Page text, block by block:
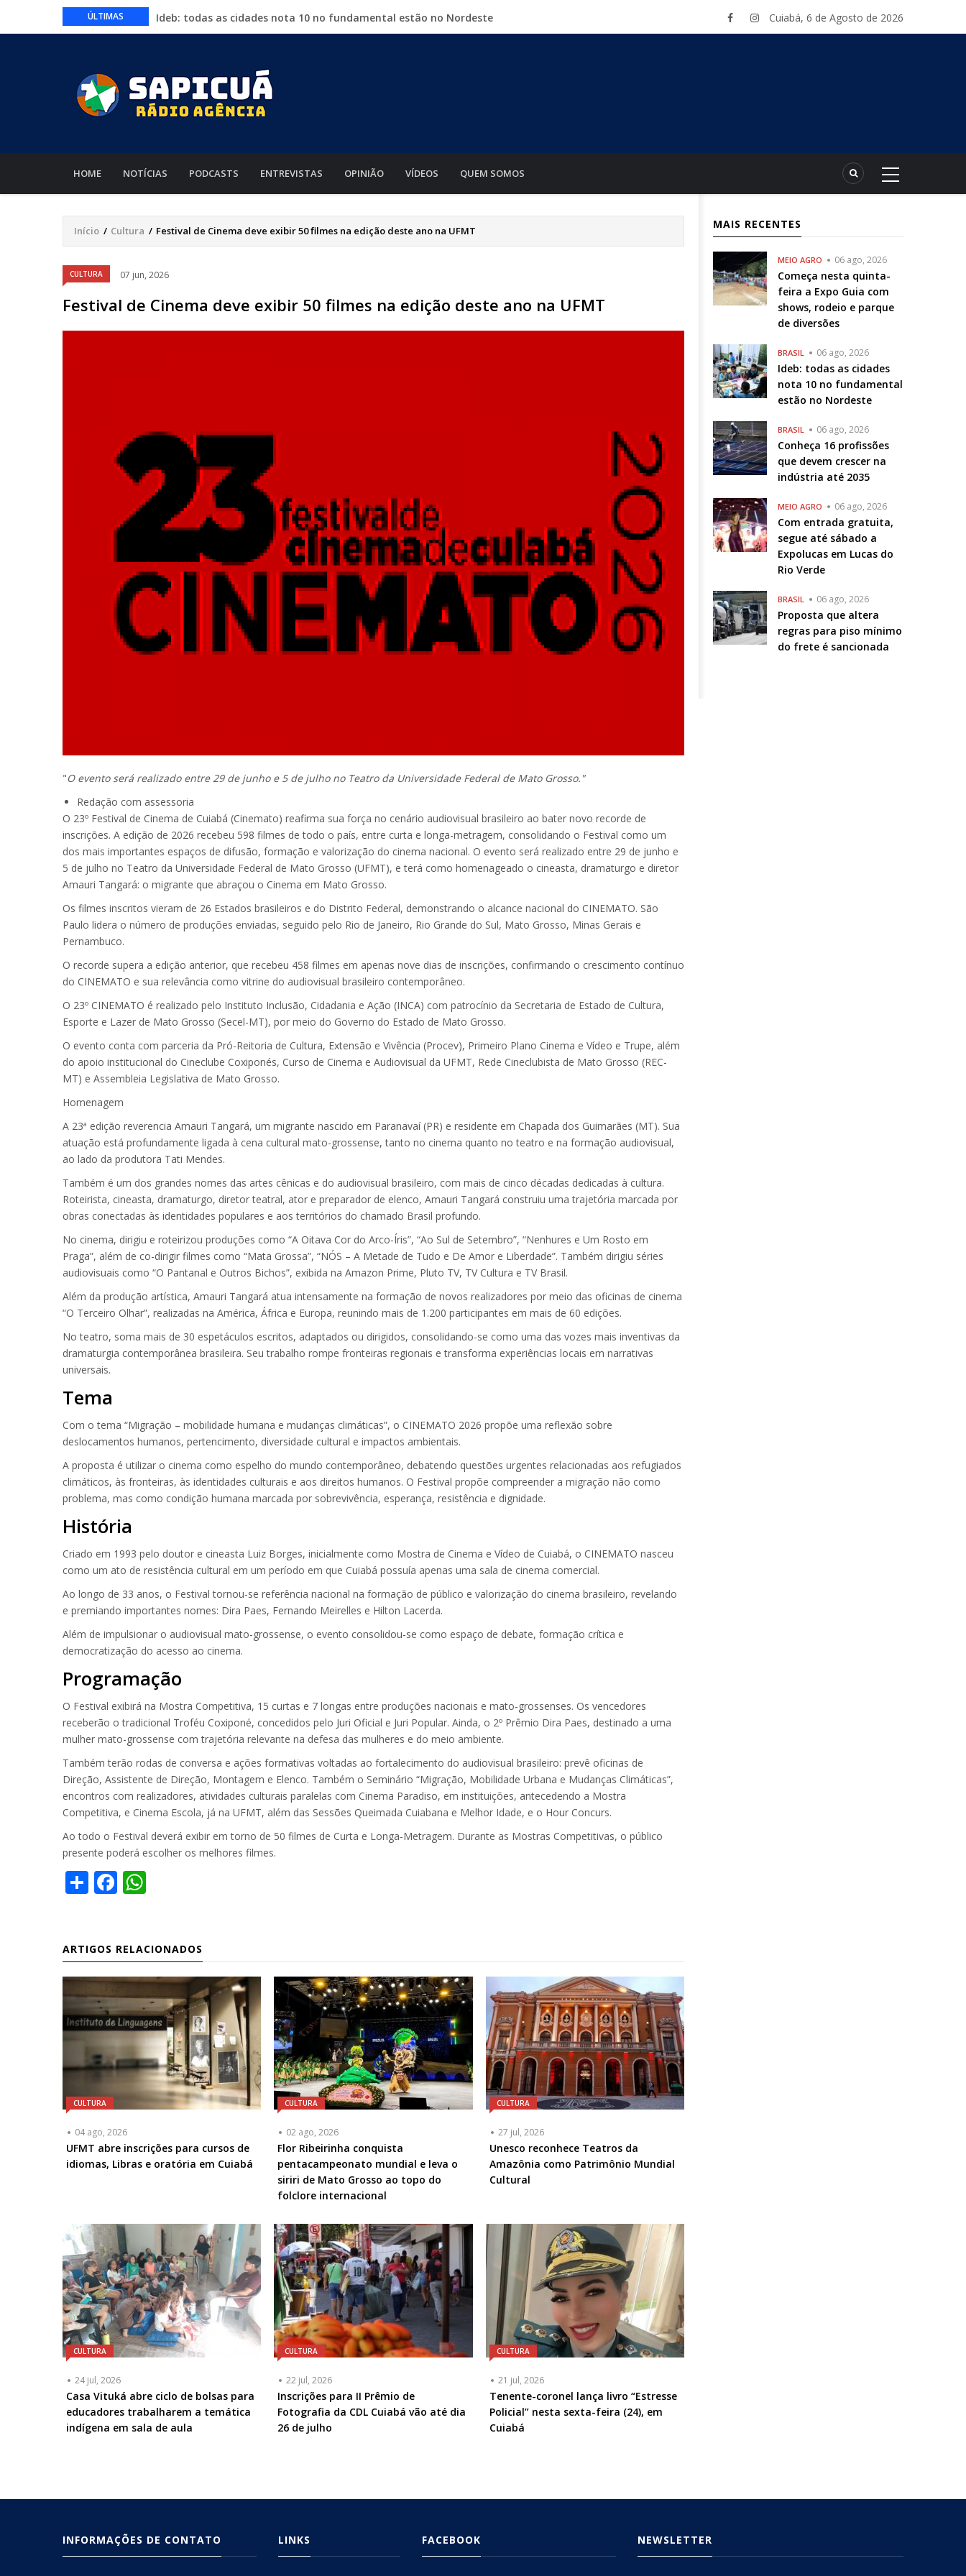
ÚLTIMAS
Ideb: todas as cidades nota 10 no fundamental estão no Nordeste
Conheça 16 profissões que devem crescer na indústria até 2035
Começa nesta quinta-feira a Expo Guia com shows, rodeio e parque de diversões
Cuiabá, 6 de Agosto de 2026
MAIN
NAVIGATION
HOME NOTÍCIAS PODCASTS ENTREVISTAS OPINIÃO VÍDEOS QUEM SOMOS
Trilha
de
navegação
Início / Cultura / Festival de Cinema deve exibir 50 filmes na edição deste ano na UFMT
CULTURA 07 jun, 2026
Festival de Cinema deve exibir 50 filmes na edição deste ano na UFMT
"O evento será realizado entre 29 de junho e 5 de julho no Teatro da Universidade Federal de Mato Grosso."
Redação com assessoria
O 23º Festival de Cinema de Cuiabá (Cinemato) reafirma sua força no cenário audiovisual brasileiro ao bater novo recorde de
inscrições. A edição de 2026 recebeu 598 filmes de todo o país, entre curta e longa-metragem, consolidando o Festival como um
dos mais importantes espaços de difusão, formação e valorização do cinema nacional. O evento será realizado entre 29 de junho e
5 de julho no Teatro da Universidade Federal de Mato Grosso (UFMT), e terá como homenageado o cineasta, dramaturgo e diretor
Amauri Tangará: o migrante que abraçou o Cinema em Mato Grosso.
Os filmes inscritos vieram de 26 Estados brasileiros e do Distrito Federal, demonstrando o alcance nacional do CINEMATO. São
Paulo lidera o número de produções enviadas, seguido pelo Rio de Janeiro, Rio Grande do Sul, Mato Grosso, Minas Gerais e
Pernambuco.
O recorde supera a edição anterior, que recebeu 458 filmes em apenas nove dias de inscrições, confirmando o crescimento contínuo
do CINEMATO e sua relevância como vitrine do audiovisual brasileiro contemporâneo.
O 23º CINEMATO é realizado pelo Instituto Inclusão, Cidadania e Ação (INCA) com patrocínio da Secretaria de Estado de Cultura,
Esporte e Lazer de Mato Grosso (Secel-MT), por meio do Governo do Estado de Mato Grosso.
O evento conta com parceria da Pró-Reitoria de Cultura, Extensão e Vivência (Procev), Primeiro Plano Cinema e Vídeo e Trupe, além
do apoio institucional do Cineclube Coxiponés, Curso de Cinema e Audiovisual da UFMT, Rede Cineclubista de Mato Grosso (REC-
MT) e Assembleia Legislativa de Mato Grosso.
Homenagem
A 23ª edição reverencia Amauri Tangará, um migrante nascido em Paranavaí (PR) e residente em Chapada dos Guimarães (MT). Sua
atuação está profundamente ligada à cena cultural mato-grossense, tanto no cinema quanto no teatro e na formação audiovisual,
ao lado da produtora Tati Mendes.
Também é um dos grandes nomes das artes cênicas e do audiovisual brasileiro, com mais de cinco décadas dedicadas à cultura.
Roteirista, cineasta, dramaturgo, diretor teatral, ator e preparador de elenco, Amauri Tangará construiu uma trajetória marcada por
obras conectadas às identidades populares e aos territórios do chamado Brasil profundo.
No cinema, dirigiu e roteirizou produções como “A Oitava Cor do Arco-Íris”, “Ao Sul de Setembro”, “Nenhures e Um Rosto em
Praga”, além de co-dirigir filmes como “Mata Grossa”, “NÓS – A Metade de Tudo e De Amor e Liberdade”. Também dirigiu séries
audiovisuais como “O Pantanal e Outros Bichos”, exibida na Amazon Prime, Pluto TV, TV Cultura e TV Brasil.
Além da produção artística, Amauri Tangará atua intensamente na formação de novos realizadores por meio das oficinas de cinema
“O Terceiro Olhar”, realizadas na América, África e Europa, reunindo mais de 1.200 participantes em mais de 60 edições.
No teatro, soma mais de 30 espetáculos escritos, adaptados ou dirigidos, consolidando-se como uma das vozes mais inventivas da
dramaturgia contemporânea brasileira. Seu trabalho rompe fronteiras regionais e transforma experiências locais em narrativas
universais.
Tema
Com o tema “Migração – mobilidade humana e mudanças climáticas”, o CINEMATO 2026 propõe uma reflexão sobre
deslocamentos humanos, pertencimento, diversidade cultural e impactos ambientais.
A proposta é utilizar o cinema como espelho do mundo contemporâneo, debatendo questões urgentes relacionadas aos refugiados
climáticos, às fronteiras, às identidades culturais e aos direitos humanos. O Festival propõe compreender a migração não como
problema, mas como condição humana marcada por sobrevivência, esperança, resistência e dignidade.
História
Criado em 1993 pelo doutor e cineasta Luiz Borges, inicialmente como Mostra de Cinema e Vídeo de Cuiabá, o CINEMATO nasceu
como um ato de resistência cultural em um período em que Cuiabá possuía apenas uma sala de cinema comercial.
Ao longo de 33 anos, o Festival tornou-se referência nacional na formação de público e valorização do cinema brasileiro, revelando
e premiando importantes nomes: Dira Paes, Fernando Meirelles e Hilton Lacerda.
Além de impulsionar o audiovisual mato-grossense, o evento consolidou-se como espaço de debate, formação crítica e
democratização do acesso ao cinema.
Programação
O Festival exibirá na Mostra Competitiva, 15 curtas e 7 longas entre produções nacionais e mato-grossenses. Os vencedores
receberão o tradicional Troféu Coxiponé, concedidos pelo Juri Oficial e Juri Popular. Ainda, o 2º Prêmio Dira Paes, destinado a uma
mulher mato-grossense com trajetória relevante na defesa das mulheres e do meio ambiente.
Também terão rodas de conversa e ações formativas voltadas ao fortalecimento do audiovisual brasileiro: prevê oficinas de
Direção, Assistente de Direção, Montagem e Elenco. Também o Seminário “Migração, Mobilidade Urbana e Mudanças Climáticas”,
encontros com realizadores, atividades culturais paralelas com Cinema Paradiso, em instituições, antecedendo a Mostra
Competitiva, e Cinema Escola, já na UFMT, além das Sessões Queimada Cuiabana e Melhor Idade, e o Hour Concurs.
Ao todo o Festival deverá exibir em torno de 50 filmes de Curta e Longa-Metragem. Durante as Mostras Competitivas, o público
presente poderá escolher os melhores filmes.
ShareFacebook
ARTIGOS RELACIONADOS
CULTURA
04 ago, 2026
UFMT abre inscrições para cursos de
idiomas, Libras e oratória em Cuiabá
CULTURA
02 ago, 2026
Flor Ribeirinha conquista
pentacampeonato mundial e leva o
siriri de Mato Grosso ao topo do
folclore internacional
CULTURA
27 jul, 2026
Unesco reconhece Teatros da
Amazônia como Patrimônio Mundial
Cultural
CULTURA
24 jul, 2026
Casa Vituká abre ciclo de bolsas para
educadores trabalharem a temática
indígena em sala de aula
CULTURA
22 jul, 2026
Inscrições para II Prêmio de
Fotografia da CDL Cuiabá vão até dia
26 de julho
CULTURA
21 jul, 2026
Tenente-coronel lança livro “Estresse
Policial” nesta sexta-feira (24), em
Cuiabá
MAIS RECENTES
MEIO AGRO 06 ago, 2026
Começa nesta quinta-
feira a Expo Guia com
shows, rodeio e parque
de diversões
BRASIL 06 ago, 2026
Ideb: todas as cidades
nota 10 no fundamental
estão no Nordeste
BRASIL 06 ago, 2026
Conheça 16 profissões
que devem crescer na
indústria até 2035
MEIO AGRO 06 ago, 2026
Com entrada gratuita,
segue até sábado a
Expolucas em Lucas do
Rio Verde
BRASIL 06 ago, 2026
Proposta que altera
regras para piso mínimo
do frete é sancionada
INFORMAÇÕES DE CONTATO LINKS FACEBOOK NEWSLETTER